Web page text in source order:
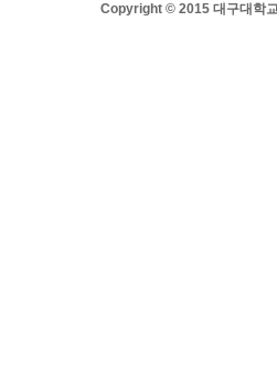
Copyright © 2015 대구대학